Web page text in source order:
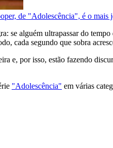
de "Adolescência", é o mais
se alguém ultrapassar do
cada segundo que sobra
e, por isso, estão fazendo
"Adolescência" em várias